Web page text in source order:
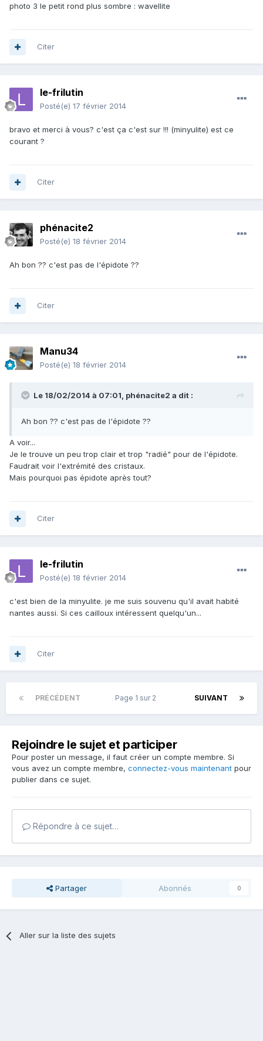
photo 3 le petit rond plus sombre : wavellite
Citer
le-frilutin
Posté(e) 17 février 2014
bravo et merci à vous? c'est ça c'est sur !!! (minyulite) est ce
courant ?
Citer
phénacite2
Posté(e) 18 février 2014
Ah bon ?? c'est pas de l'épidote ??
Citer
Manu34
Posté(e) 18 février 2014
Le 18/02/2014 à 07:01, phénacite2 a dit :
Ah bon ?? c'est pas de l'épidote ??
A voir...
Je le trouve un peu trop clair et trop "radié" pour de l'épidote.
Faudrait voir l'extrémité des cristaux.
Mais pourquoi pas épidote après tout?
Citer
le-frilutin
Posté(e) 18 février 2014
c'est bien de la minyulite. je me suis souvenu qu'il avait habité
nantes aussi. Si ces cailloux intéressent quelqu'un...
Citer
PRÉCÉDENT SUIVANT
Page 1 sur 2
Rejoindre le sujet et participer
Pour poster un message, il faut créer un compte membre. Si
vous avez un compte membre, connectez-vous maintenant pour
publier dans ce sujet.
Répondre à ce sujet…
Partager Abonnés 0
Aller sur la liste des sujets